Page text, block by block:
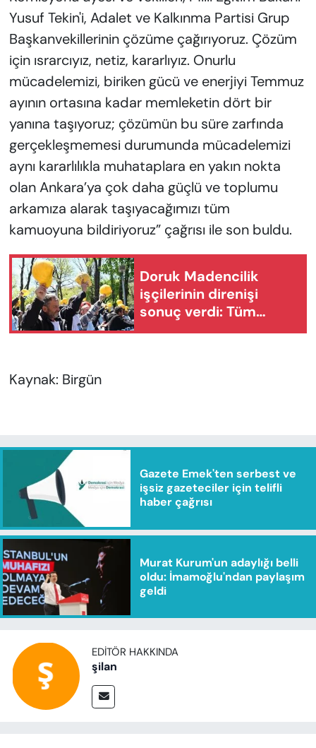
Yusuf Tekin'i, Adalet ve Kalkınma Partisi Grup
Başkanvekillerinin çözüme çağırıyoruz. Çözüm
için ısrarcıyız, netiz, kararlıyız. Onurlu
mücadelemizi, biriken gücü ve enerjiyi Temmuz
ayının ortasına kadar memleketin dört bir
yanına taşıyoruz; çözümün bu süre zarfında
gerçekleşmemesi durumunda mücadelemizi
aynı kararlılıkla muhataplara en yakın nokta
olan Ankara’ya çok daha güçlü ve toplumu
arkamıza alarak taşıyacağımızı tüm
kamuoyuna bildiriyoruz” çağrısı ile son buldu.
Doruk Madencilik
işçilerinin direnişi
sonuç verdi: Tüm
alacaklar ödendi
Kaynak: Birgün
Gazete Emek'ten serbest ve
işsiz gazeteciler için telifli
haber çağrısı
Murat Kurum'un adaylığı belli
oldu: İmamoğlu'ndan paylaşım
geldi
EDITÖR HAKKINDA
şilan